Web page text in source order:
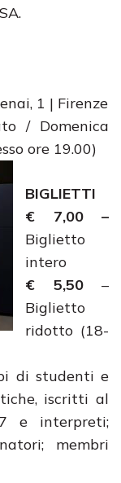
1 | Firenze
/ Domenica
ore 19.00)
BIGLIETTI
€ 7,00 –
Biglietto
intero
€ 5,50–
Biglietto
ridotto (18-
di studenti e
iscritti al
e interpreti;
membri